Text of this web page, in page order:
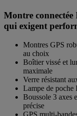
Montre
qui exigent
Montres GPS
au choix
Boîtier vissé et
maximale
Verre résistant
Lampe de poche
Boussole 3 axes
précise